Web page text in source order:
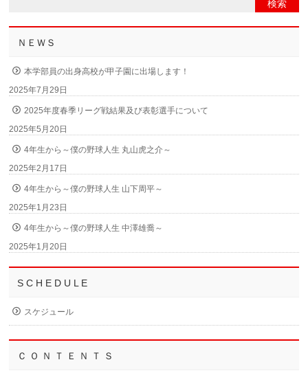
ＮＥＷＳ
本学部員の出身高校が甲子園に出場します！
2025年7月29日
2025年度春季リーグ戦結果及び表彰選手について
2025年5月20日
4年生から～僕の野球人生 丸山虎之介～
2025年2月17日
4年生から～僕の野球人生 山下周平～
2025年1月23日
4年生から～僕の野球人生 中澤雄喬～
2025年1月20日
S C H E D U L E
スケジュール
Ｃ Ｏ Ｎ Ｔ Ｅ Ｎ Ｔ Ｓ